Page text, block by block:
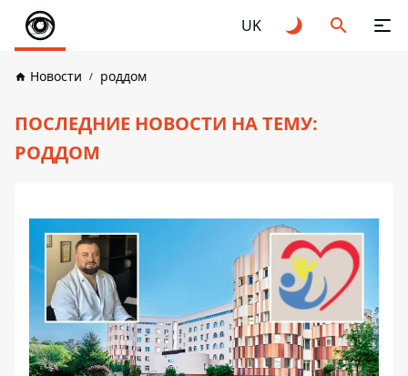
UK
Новости роддом
ПОСЛЕДНИЕ НОВОСТИ НА ТЕМУ:
РОДДОМ